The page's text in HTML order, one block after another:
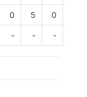
0 5 0
- - -